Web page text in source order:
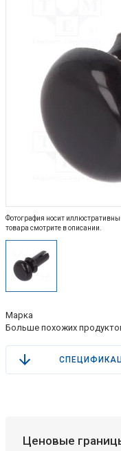
Фотография носит
товара смотрите в описании.
Марка
Больше похожих
Ценовые